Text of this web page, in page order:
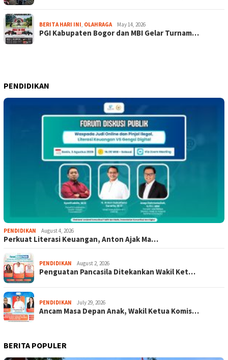
BERITA HARI INI, OLAHRAGA May 14, 2026
PGI Kabupaten Bogor dan MBI Gelar Turnam…
PENDIDIKAN
PENDIDIKAN August 4, 2026
Perkuat Literasi Keuangan, Anton Ajak Ma…
PENDIDIKAN August 2, 2026
Penguatan Pancasila Ditekankan Wakil Ket…
PENDIDIKAN July 29, 2026
Ancam Masa Depan Anak, Wakil Ketua Komis…
BERITA POPULER